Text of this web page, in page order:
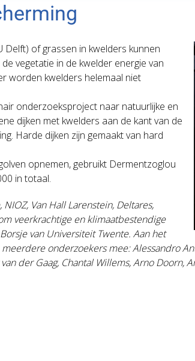
of grassen in kwelders kunnen
vegetatie in de kwelder energie van
worden kwelders helemaal niet
onderzoeksproject naar natuurlijke en
dijken met kwelders aan de kant van de
Harde dijken zijn gemaakt van hard
opnemen, gebruikt Dermentzoglou
in totaal.
Van Hall Larenstein, Deltares,
veerkrachtige en klimaatbestendige
van Universiteit Twente. Aan het
onderzoekers mee: Alessandro
der Gaag, Chantal Willems, Arno Doorn,